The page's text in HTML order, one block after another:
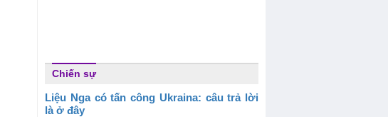
Chiến sự
Liệu Nga có tấn công Ukraina: câu trả lời
là ở đây